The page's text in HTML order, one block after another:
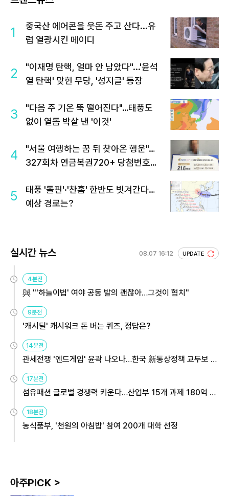
1
중국산 에어콘을 웃돈 주고 산다...유
럽 열광시킨 메이디
2
"이재명 탄핵, 얼마 안 남았다"...'윤석
열 탄핵' 맞힌 무당, '성지글' 등장
3
"다음 주 기온 뚝 떨어진다"…태풍도
없이 열돔 박살 낸 '이것'
4
"서울 여행하는 꿈 뒤 찾아온 행운"…
327회차 연금복권720+ 당첨번호조
5
태풍 '돌핀'·'찬홈' 한반도 빗겨간다…
예상 경로는?
실시간 뉴스 08.07 16:12 UPDATE
4분전
與 "'하늘이법' 여야 공동 발의 괜찮아…그것이 협치"
9분전
'캐시딜' 캐시워크 돈 버는 퀴즈, 정답은?
14분전
관세전쟁 '엔드게임' 윤곽 나오나…한국 新통상정책 교두보 활
17분전
섬유패션 글로벌 경쟁력 키운다…산업부 15개 과제 180억 지
18분전
농식품부, '천원의 아침밥' 참여 200개 대학 선정
아주PICK >